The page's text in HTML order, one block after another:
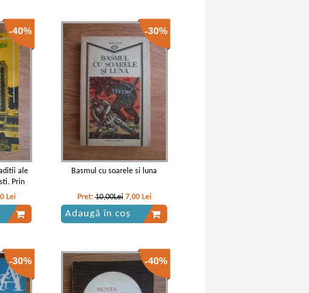
6)
Mihai Eminescu - Literatura
-40%
ale
Prin
Lei
-30%
Basmul cu soarele si luna
Pret:10,00Lei 7,00 Lei
Adaugă în coș
-30% -40%